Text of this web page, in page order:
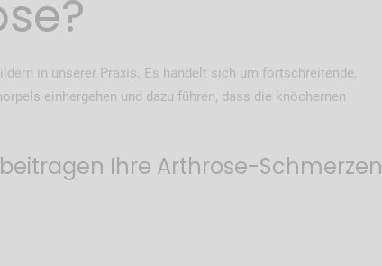
in unserer Praxis. Es handelt sich um fortschreitende,
einhergehen und dazu führen, dass die knöchernen
Ihre Arthrose-Schmerzen